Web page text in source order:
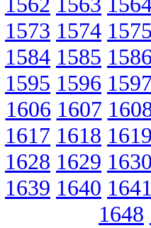
1573 1574
1584 1585
1595 1596
1606 1607
1617 1618
1628 1629
1639 1640
1648